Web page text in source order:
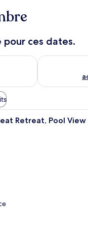
s
ces dates.
soir août 6 - août 7
Vérifier la
Une salle de bain moderne
Retreat, Pool View